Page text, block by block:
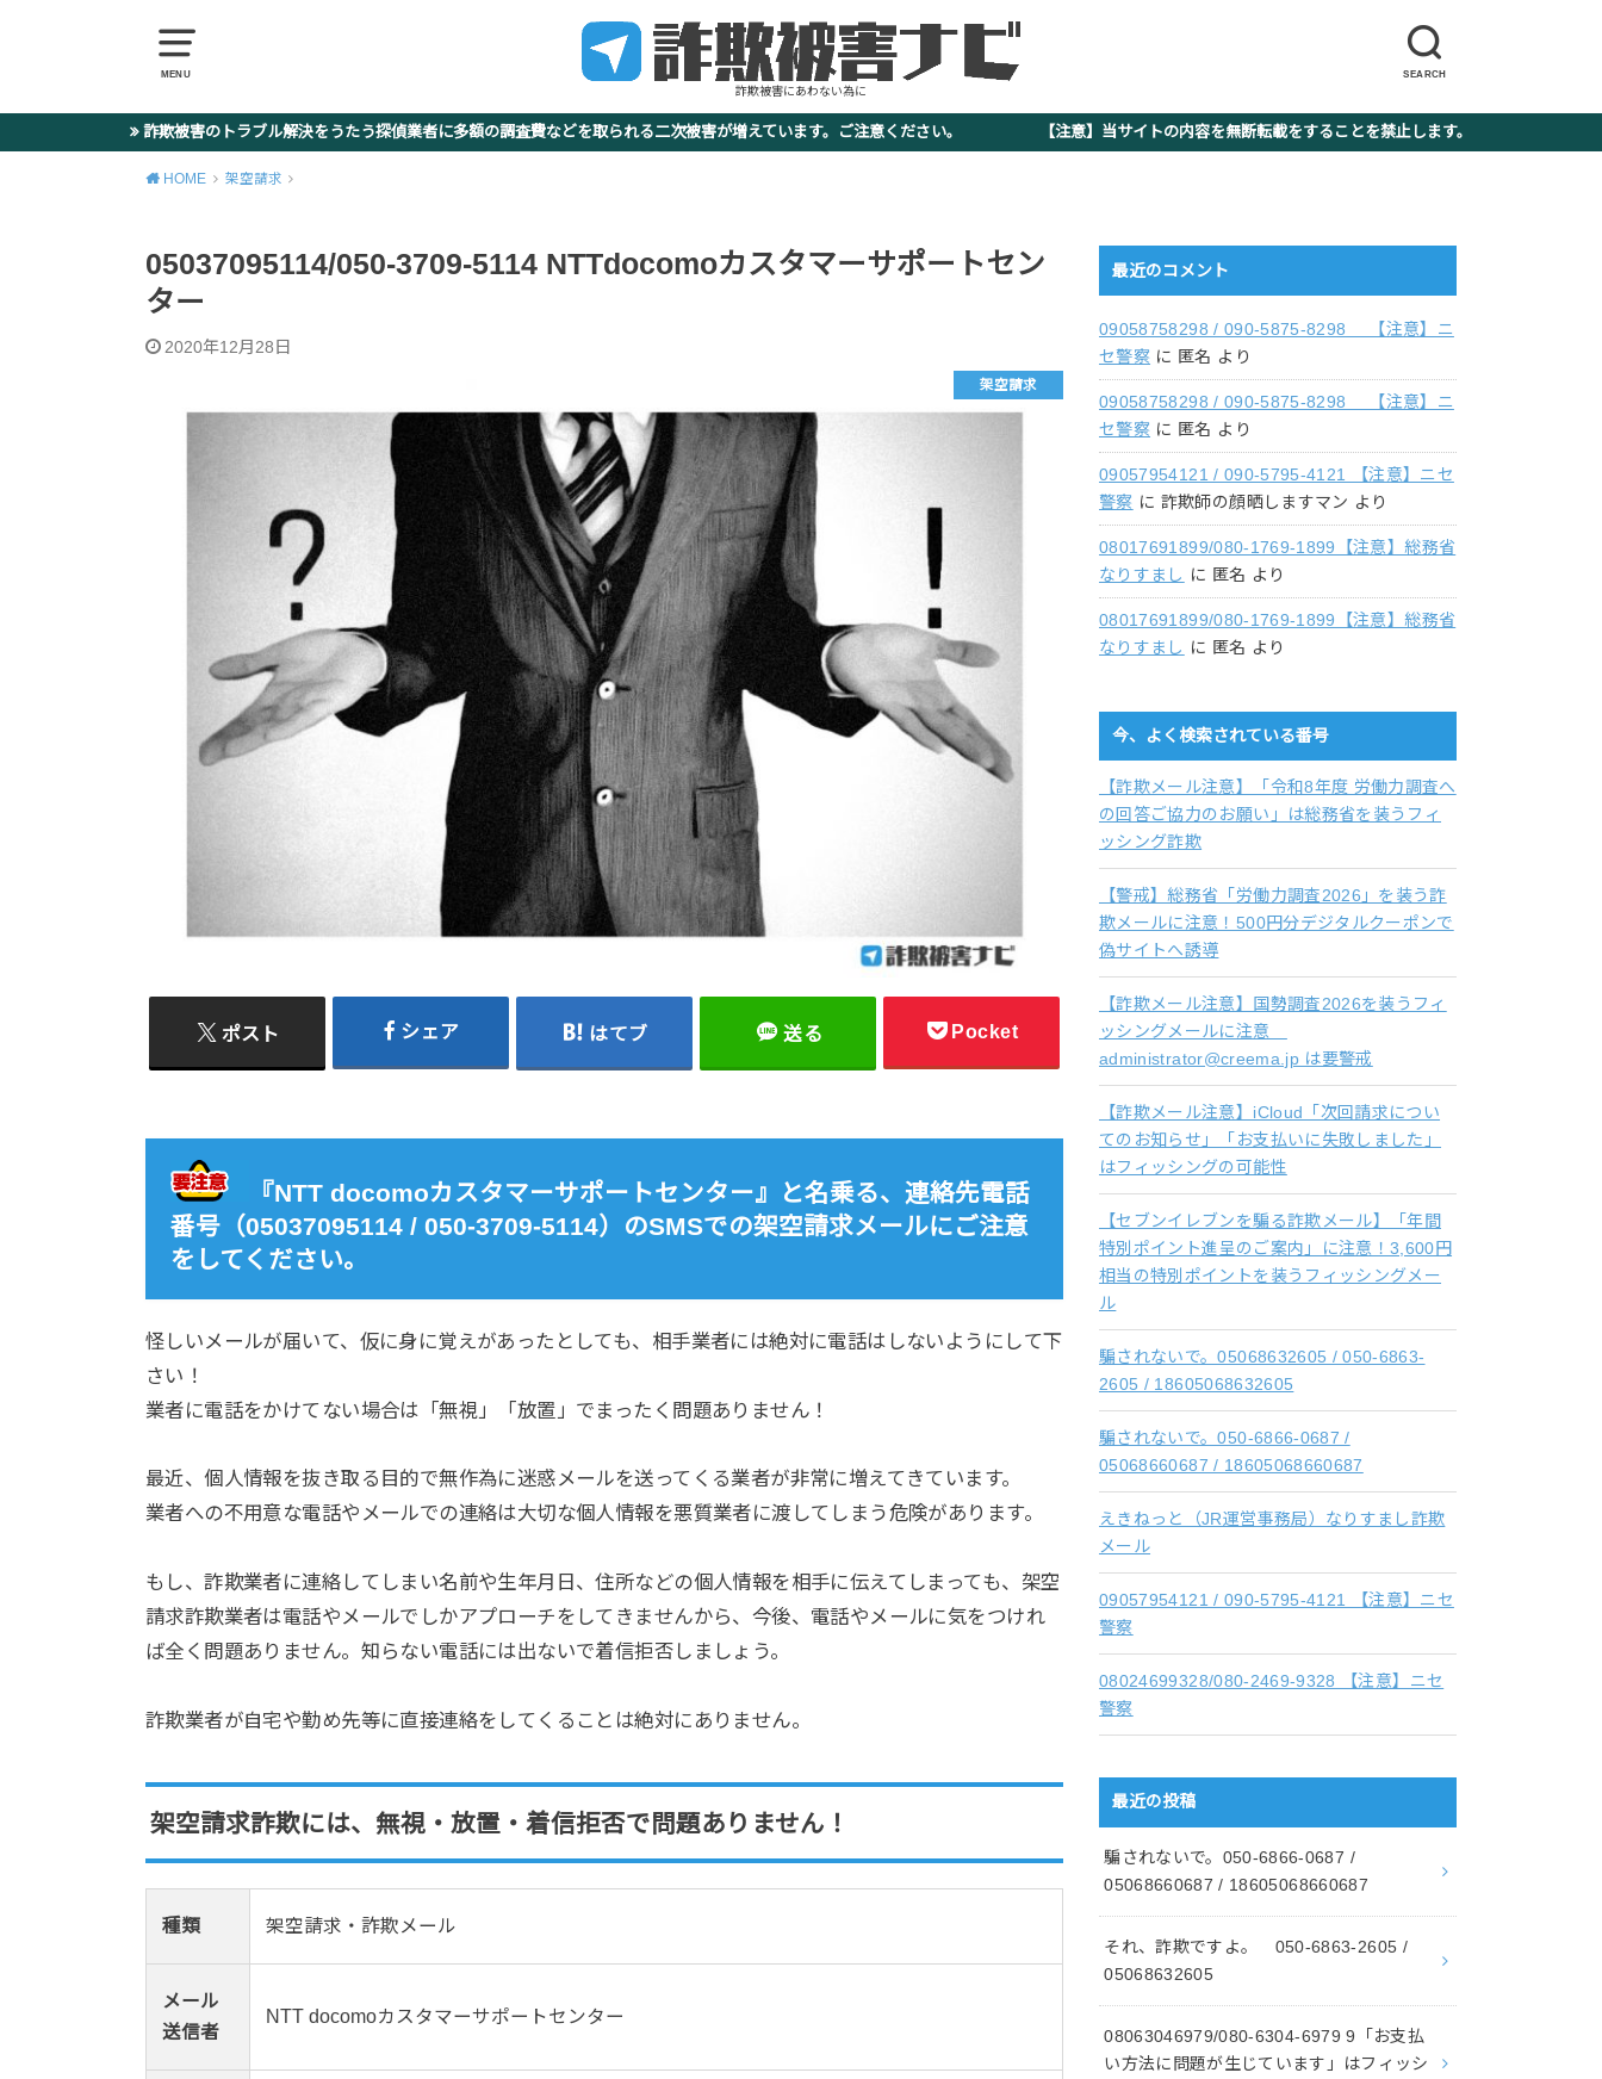
MENU SEARCH
詐欺被害にあわない為に
詐欺被害のトラブル解決をうたう探偵業者に多額の調査費などを取られる二次被害が増えています。ご注意ください。 【注意】当サイトの内容を無断転載をすることを禁止します。
HOME 架空請求
05037095114/050-3709-5114 NTTdocomoカスタマーサポートセン
ター
2020年12月28日
架空請求
ポスト シェア はてブ 送る Pocket
『NTT docomoカスタマーサポートセンター』と名乗る、連絡先電話
番号（05037095114 / 050-3709-5114）のSMSでの架空請求メールにご注意
をしてください。
怪しいメールが届いて、仮に身に覚えがあったとしても、相手業者には絶対に電話はしないようにして下
さい！
業者に電話をかけてない場合は「無視」「放置」でまったく問題ありません！
最近、個人情報を抜き取る目的で無作為に迷惑メールを送ってくる業者が非常に増えてきています。
業者への不用意な電話やメールでの連絡は大切な個人情報を悪質業者に渡してしまう危険があります。
もし、詐欺業者に連絡してしまい名前や生年月日、住所などの個人情報を相手に伝えてしまっても、架空
請求詐欺業者は電話やメールでしかアプローチをしてきませんから、今後、電話やメールに気をつけれ
ば全く問題ありません。知らない電話には出ないで着信拒否しましょう。
詐欺業者が自宅や勤め先等に直接連絡をしてくることは絶対にありません。
架空請求詐欺には、無視・放置・着信拒否で問題ありません！
種類 架空請求・詐欺メール
メール
送信者
NTT docomoカスタマーサポートセンター
最近のコメント
09058758298 / 090-5875-8298 【注意】ニ
セ警察 に 匿名 より
09058758298 / 090-5875-8298 【注意】ニ
セ警察 に 匿名 より
09057954121 / 090-5795-4121 【注意】ニセ
警察 に 詐欺師の顔晒しますマン より
08017691899/080-1769-1899【注意】総務省
なりすまし に 匿名 より
08017691899/080-1769-1899【注意】総務省
なりすまし に 匿名 より
今、よく検索されている番号
【詐欺メール注意】「令和8年度 労働力調査へ
の回答ご協力のお願い」は総務省を装うフィ
ッシング詐欺
【警戒】総務省「労働力調査2026」を装う詐
欺メールに注意！500円分デジタルクーポンで
偽サイトへ誘導
【詐欺メール注意】国勢調査2026を装うフィ
ッシングメールに注意
administrator@creema.jp は要警戒
【詐欺メール注意】iCloud「次回請求につい
てのお知らせ」「お支払いに失敗しました」
はフィッシングの可能性
【セブンイレブンを騙る詐欺メール】「年間
特別ポイント進呈のご案内」に注意！3,600円
相当の特別ポイントを装うフィッシングメー
ル
騙されないで。05068632605 / 050-6863-
2605 / 18605068632605
騙されないで。050-6866-0687 /
05068660687 / 18605068660687
えきねっと（JR運営事務局）なりすまし詐欺
メール
09057954121 / 090-5795-4121 【注意】ニセ
警察
08024699328/080-2469-9328 【注意】ニセ
警察
最近の投稿
騙されないで。050-6866-0687 /
05068660687 / 18605068660687
それ、詐欺ですよ。 050-6863-2605 /
05068632605
08063046979/080-6304-6979 9「お支払
い方法に問題が生じています」はフィッシ